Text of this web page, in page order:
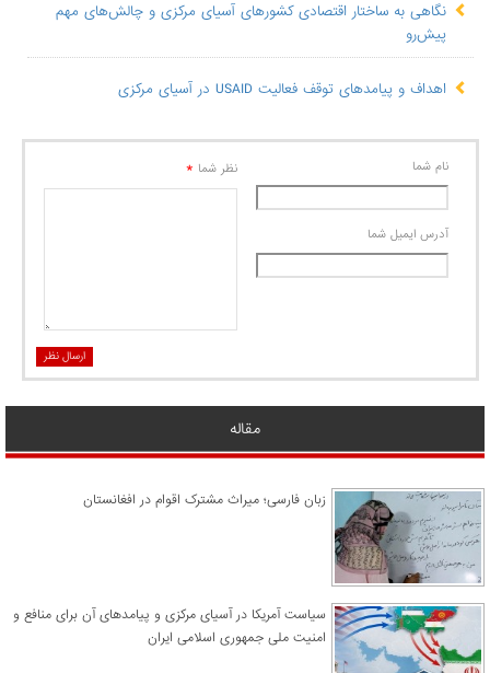
نگاهی به ساختار اقتصادی کشورهای آسیای مرکزی و چالش‌های مهم
پیش‌رو
اهداف و پیامدهای توقف فعالیت USAID در آسیای مرکزی
نام شما
آدرس ايميل شما
نظر شما *
ارسال نظر
مقاله
زبان فارسی؛ میراث مشترک اقوام در افغانستان
سیاست آمریکا در آسیای مرکزی و پیامدهای آن برای منافع و
امنیت ملی جمهوری اسلامی ایران